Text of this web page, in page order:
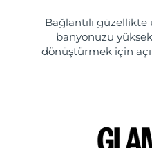
Bağlantılı
banyonuzu
dönüştürmek için